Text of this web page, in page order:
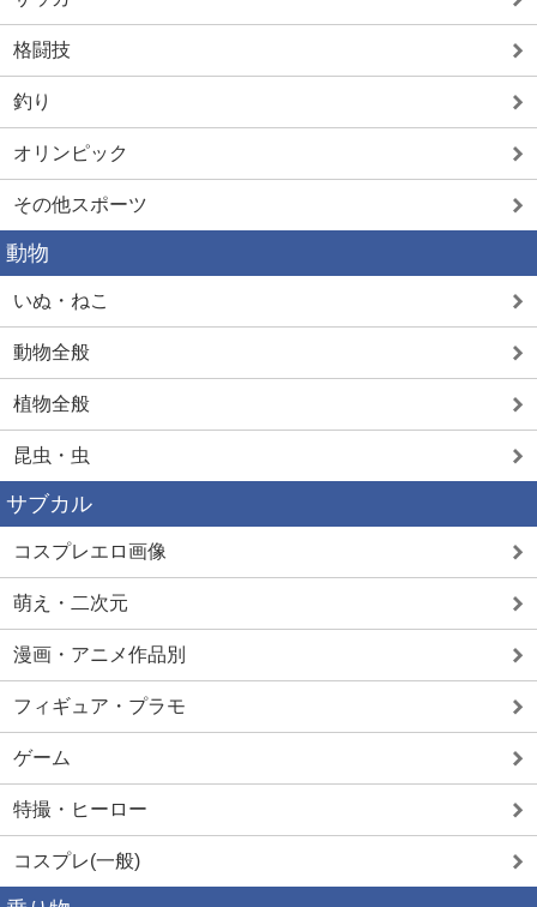
格闘技
釣り
オリンピック
その他スポーツ
動物
いぬ・ねこ
動物全般
植物全般
昆虫・虫
サブカル
コスプレエロ画像
萌え・二次元
漫画・アニメ作品別
フィギュア・プラモ
ゲーム
特撮・ヒーロー
コスプレ(一般)